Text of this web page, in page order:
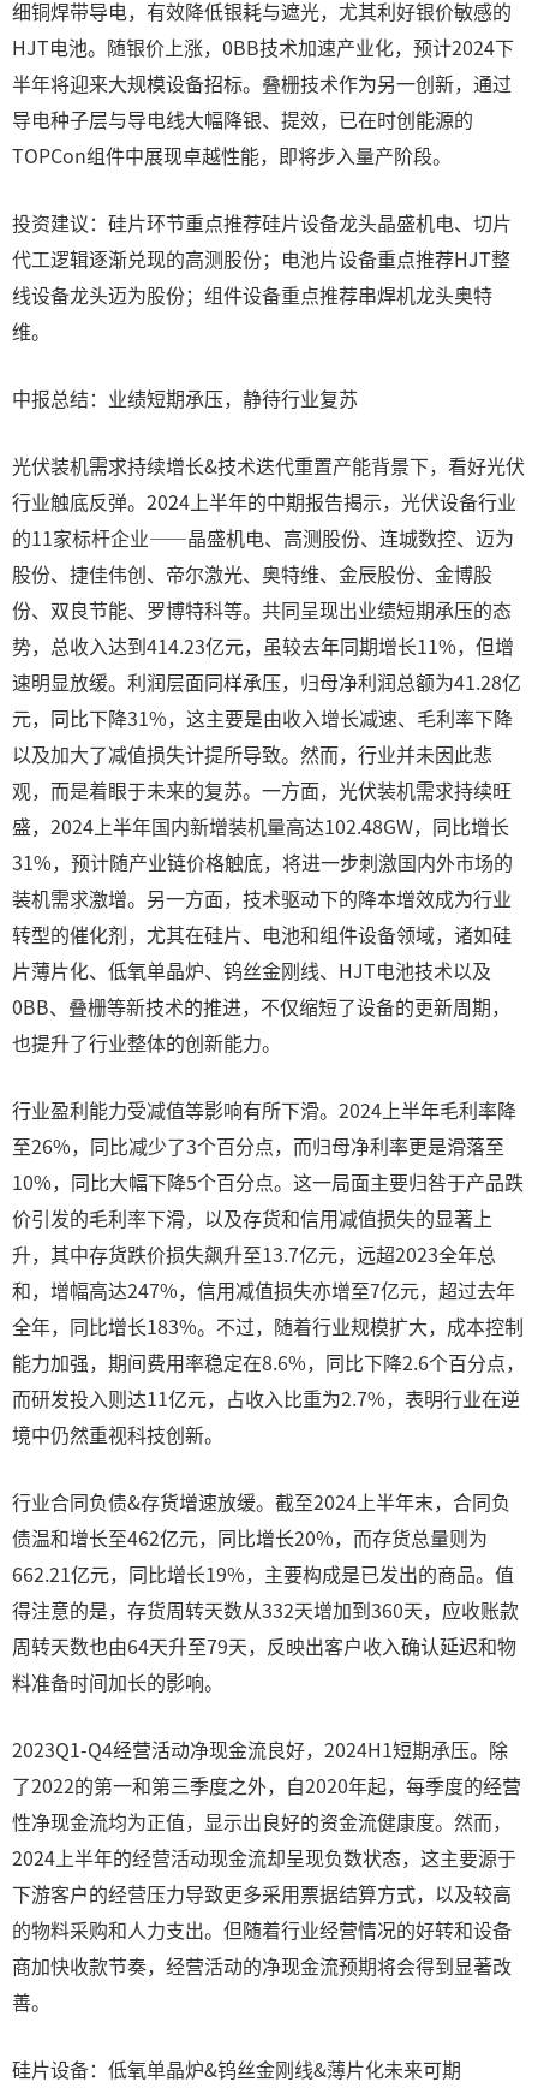
细铜焊带导电，有效降低银耗与遮光，尤其利好银价敏感的
HJT电池。随银价上涨，0BB技术加速产业化，预计2024下
半年将迎来大规模设备招标。叠栅技术作为另一创新，通过
导电种子层与导电线大幅降银、提效，已在时创能源的
TOPCon组件中展现卓越性能，即将步入量产阶段。
投资建议：硅片环节重点推荐硅片设备龙头晶盛机电、切片
代工逻辑逐渐兑现的高测股份；电池片设备重点推荐HJT整
线设备龙头迈为股份；组件设备重点推荐串焊机龙头奥特
维。
中报总结：业绩短期承压，静待行业复苏
光伏装机需求持续增长&技术迭代重置产能背景下，看好光伏
行业触底反弹。2024上半年的中期报告揭示，光伏设备行业
的11家标杆企业——晶盛机电、高测股份、连城数控、迈为
股份、捷佳伟创、帝尔激光、奥特维、金辰股份、金博股
份、双良节能、罗博特科等。共同呈现出业绩短期承压的态
势，总收入达到414.23亿元，虽较去年同期增长11%，但增
速明显放缓。利润层面同样承压，归母净利润总额为41.28亿
元，同比下降31%，这主要是由收入增长减速、毛利率下降
以及加大了减值损失计提所导致。然而，行业并未因此悲
观，而是着眼于未来的复苏。一方面，光伏装机需求持续旺
盛，2024上半年国内新增装机量高达102.48GW，同比增长
31%，预计随产业链价格触底，将进一步刺激国内外市场的
装机需求激增。另一方面，技术驱动下的降本增效成为行业
转型的催化剂，尤其在硅片、电池和组件设备领域，诸如硅
片薄片化、低氧单晶炉、钨丝金刚线、HJT电池技术以及
0BB、叠栅等新技术的推进，不仅缩短了设备的更新周期，
也提升了行业整体的创新能力。
行业盈利能力受减值等影响有所下滑。2024上半年毛利率降
至26%，同比减少了3个百分点，而归母净利率更是滑落至
10%，同比大幅下降5个百分点。这一局面主要归咎于产品跌
价引发的毛利率下滑，以及存货和信用减值损失的显著上
升，其中存货跌价损失飙升至13.7亿元，远超2023全年总
和，增幅高达247%，信用减值损失亦增至7亿元，超过去年
全年，同比增长183%。不过，随着行业规模扩大，成本控制
能力加强，期间费用率稳定在8.6%，同比下降2.6个百分点，
而研发投入则达11亿元，占收入比重为2.7%，表明行业在逆
境中仍然重视科技创新。
行业合同负债&存货增速放缓。截至2024上半年末，合同负
债温和增长至462亿元，同比增长20%，而存货总量则为
662.21亿元，同比增长19%，主要构成是已发出的商品。值
得注意的是，存货周转天数从332天增加到360天，应收账款
周转天数也由64天升至79天，反映出客户收入确认延迟和物
料准备时间加长的影响。
2023Q1-Q4经营活动净现金流良好，2024H1短期承压。除
了2022的第一和第三季度之外，自2020年起，每季度的经营
性净现金流均为正值，显示出良好的资金流健康度。然而，
2024上半年的经营活动现金流却呈现负数状态，这主要源于
下游客户的经营压力导致更多采用票据结算方式，以及较高
的物料采购和人力支出。但随着行业经营情况的好转和设备
商加快收款节奏，经营活动的净现金流预期将会得到显著改
善。
硅片设备：低氧单晶炉&钨丝金刚线&薄片化未来可期